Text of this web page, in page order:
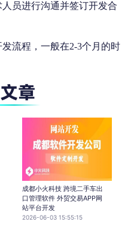
员进行沟通并签订开发合
流程，一般在2-3个月的时
成都小火科技 跨境二手车出
口管理软件 外贸交易APP网
站平台开发
2026-06-03 15:55:15